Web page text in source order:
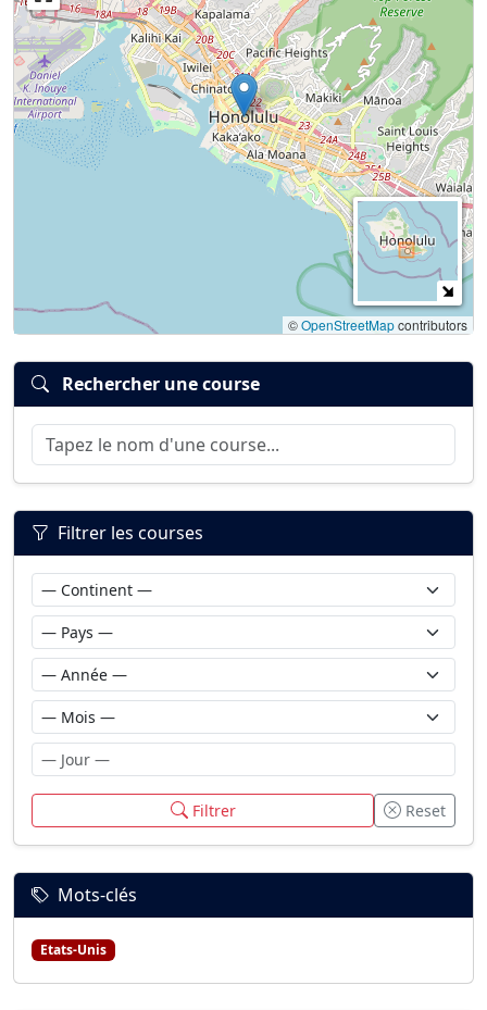
©OpenStreetMapcontributors
Rechercher une course
Filtrer les courses
Filtrer Reset
Mots-clés
Etats-Unis